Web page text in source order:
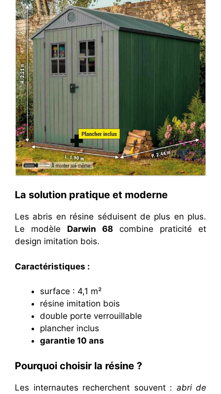
La solution pratique et moderne
Les abris en résine séduisent de plus en plus.
Le modèle Darwin 68 combine praticité et
design imitation bois.
Caractéristiques :
surface : 4,1 m²
résine imitation bois
double porte verrouillable
plancher inclus
garantie 10 ans
Pourquoi choisir la résine ?
Les internautes recherchent souvent : abri de